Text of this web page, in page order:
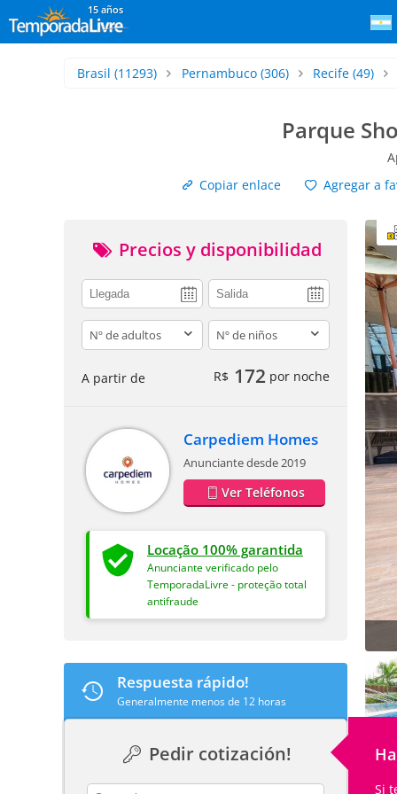
15 años
Brasil (11293) Pernambuco(306) Recife (49)
Parque
Copiar enlace
Agregar a
Precios y disponibilidad
adults children
A partir de R$ 172 por noche
Carpediem Homes
Anunciante desde 2019
Ver Teléfonos
Locação 100% garantida
Anunciante verificado pelo
TemporadaLivre - proteção total
antifraude
Respuesta rápido!
Generalmente menos de 12 horas
Pedir cotización!
Si